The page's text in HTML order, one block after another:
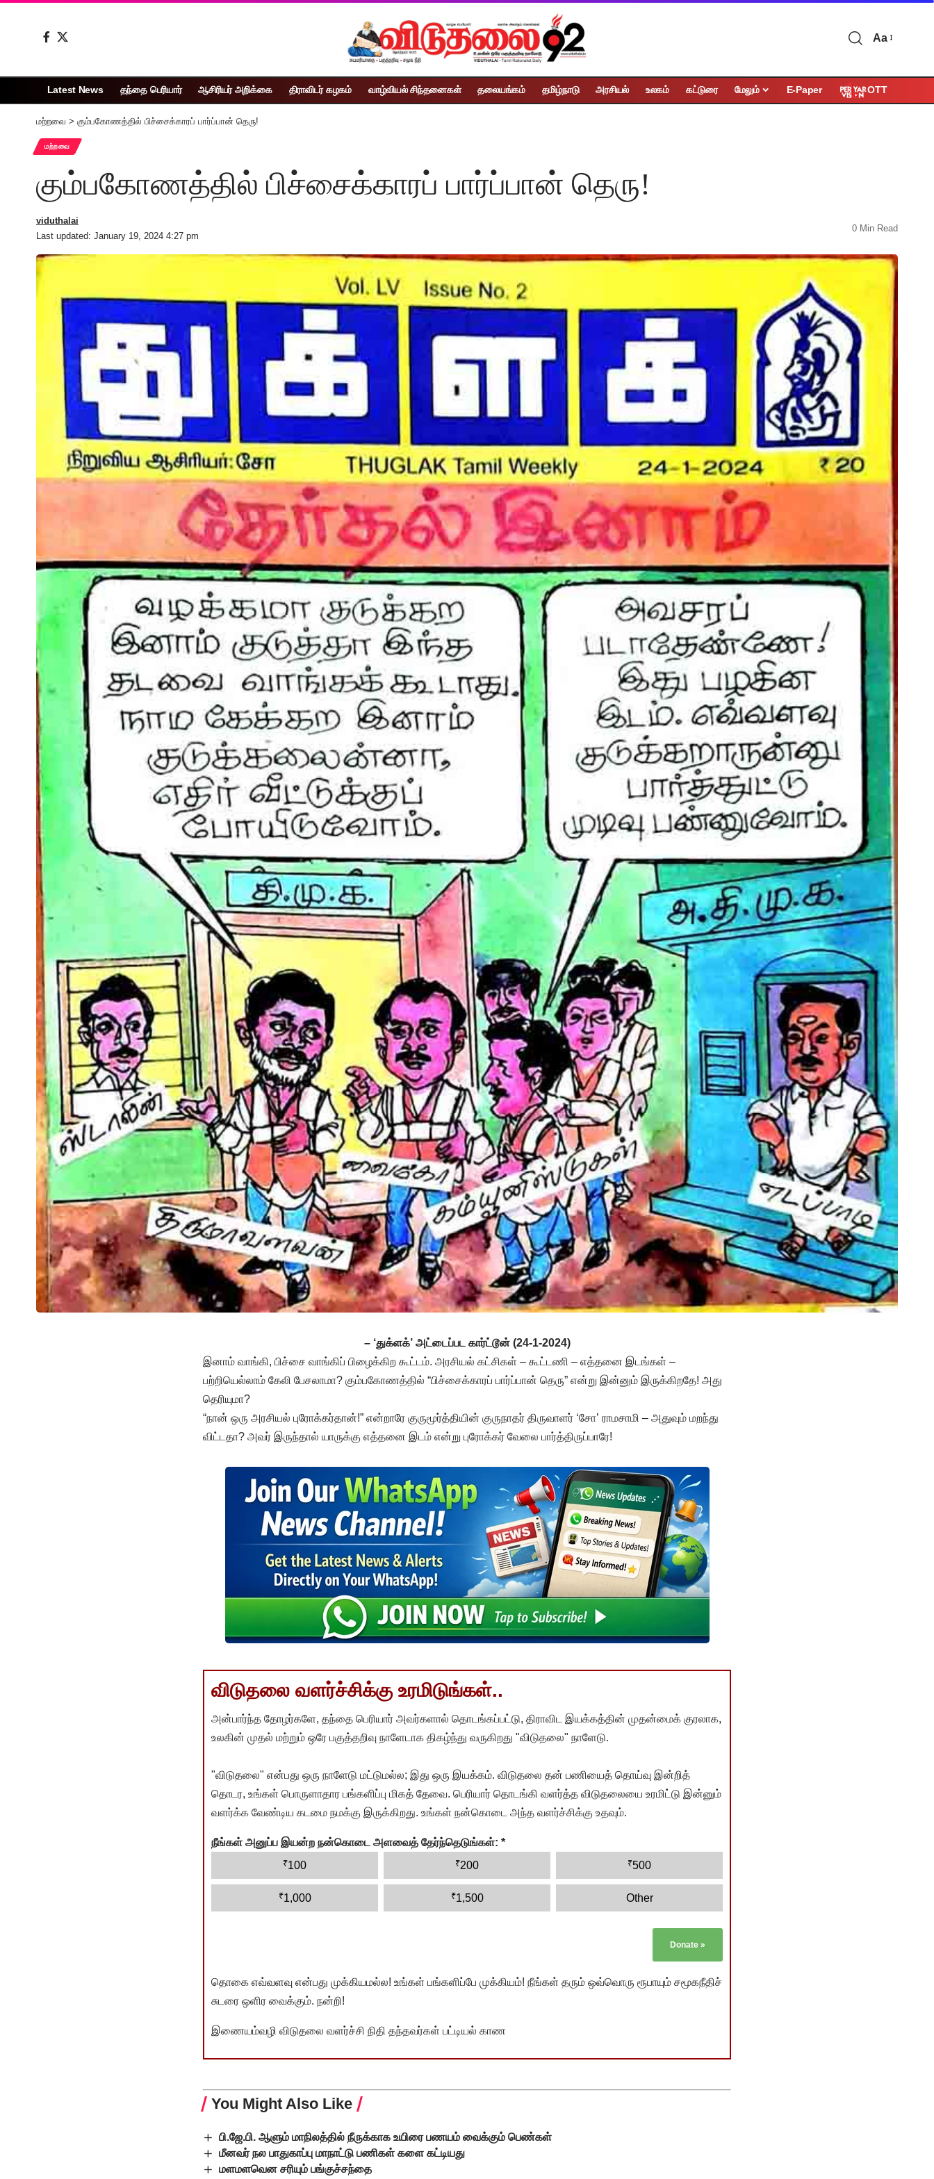
Aa
Latest News தந்தை பெரியார் ஆசிரியர் அறிக்கை திராவிடர் கழகம் வாழ்வியல் சிந்தனைகள் தலையங்கம் தமிழ்நாடு அரசியல் உலகம் கட்டுரை மேலும் E-Paper OTT
மற்றவை > கும்பகோணத்தில் பிச்சைக்காரப் பார்ப்பான் தெரு!
மற்றவை
கும்பகோணத்தில் பிச்சைக்காரப் பார்ப்பான் தெரு!
Last updated: January 19, 2024 4:27 pm
viduthalai
0 Min Read
– ‘துக்ளக்’ அட்டைப்பட கார்ட்டூன் (24-1-2024)
இனாம் வாங்கி, பிச்சை வாங்கிப் பிழைக்கிற கூட்டம். அரசியல் கட்சிகள் – கூட்டணி – எத்தனை இடங்கள் –
பற்றியெல்லாம் கேலி பேசலாமா? கும்பகோணத்தில் “பிச்சைக்காரப் பார்ப்பான் தெரு” என்று இன்னும் இருக்கிறதே! அது
தெரியுமா?
“நான் ஒரு அரசியல் புரோக்கர்தான்!” என்றாரே குருமூர்த்தியின் குருநாதர் திருவாளர் ‘சோ’ ராமசாமி – அதுவும் மறந்து
விட்டதா? அவர் இருந்தால் யாருக்கு எத்தனை இடம் என்று புரோக்கர் வேலை பார்த்திருப்பாரே!
விடுதலை வளர்ச்சிக்கு உரமிடுங்கள்..
அன்பார்ந்த தோழர்களே, தந்தை பெரியார் அவர்களால் தொடங்கப்பட்டு, திராவிட இயக்கத்தின் முதன்மைக் குரலாக,
உலகின் முதல் மற்றும் ஒரே பகுத்தறிவு நாளேடாக திகழ்ந்து வருகிறது "விடுதலை" நாளேடு.
"விடுதலை" என்பது ஒரு நாளேடு மட்டுமல்ல; இது ஒரு இயக்கம். விடுதலை தன் பணியைத் தொய்வு இன்றித்
தொடர, உங்கள் பொருளாதார பங்களிப்பு மிகத் தேவை. பெரியார் தொடங்கி வளர்த்த விடுதலையை உரமிட்டு இன்னும்
வளர்க்க வேண்டிய கடமை நமக்கு இருக்கிறது. உங்கள் நன்கொடை அந்த வளர்ச்சிக்கு உதவும்.
நீங்கள் அனுப்ப இயன்ற நன்கொடை அளவைத் தேர்ந்தெடுங்கள்: *
₹100 ₹200 ₹500
₹1,000 ₹1,500 Other
Donate »
தொகை எவ்வளவு என்பது முக்கியமல்ல! உங்கள் பங்களிப்பே முக்கியம்! நீங்கள் தரும் ஒவ்வொரு ரூபாயும் சமூகநீதிச்
சுடரை ஒளிர வைக்கும். நன்றி!
இணையம்வழி விடுதலை வளர்ச்சி நிதி தந்தவர்கள் பட்டியல் காண
You Might Also Like
பி.ஜே.பி. ஆளும் மாநிலத்தில் நீருக்காக உயிரை பணயம் வைக்கும் பெண்கள்
மீனவர் நல பாதுகாப்பு மாநாட்டு பணிகள் களை கட்டியது
மளமளவென சரியும் பங்குச்சந்தை